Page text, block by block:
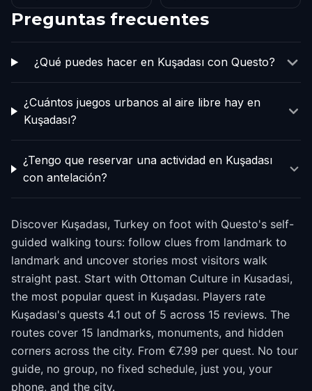
Preguntas frecuentes
¿Qué puedes hacer en Kuşadası con Questo?
¿Cuántos juegos urbanos al aire libre hay en
Kuşadası?
¿Tengo que reservar una actividad en Kuşadası
con antelación?
Discover Kuşadası, Turkey on foot with Questo's self-
guided walking tours: follow clues from landmark to
landmark and uncover stories most visitors walk
straight past. Start with Ottoman Culture in Kusadasi,
the most popular quest in Kuşadası. Players rate
Kuşadası's quests 4.1 out of 5 across 15 reviews. The
routes cover 15 landmarks, monuments, and hidden
corners across the city. From €7.99 per quest. No tour
guide, no group, no fixed schedule, just you, your
phone, and the city.